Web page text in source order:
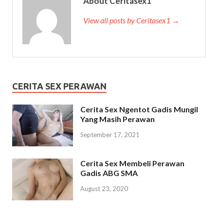
View all posts by Ceritasex1 →
CERITA SEX PERAWAN
Cerita Sex Ngentot Gadis Mungil
Yang Masih Perawan
September 17, 2021
Cerita Sex Membeli Perawan
Gadis ABG SMA
August 23, 2020